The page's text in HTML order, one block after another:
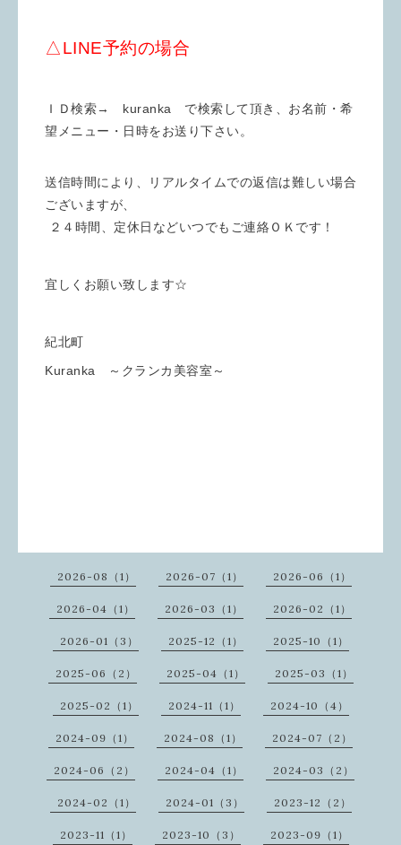
△LINE予約の場合
ＩＤ検索→ kuranka で検索して頂き、お名前・希
望メニュー・日時をお送り下さい。
送信時間により、リアルタイムでの返信は難しい場合
ございますが、
２４時間、定休日などいつでもご連絡ＯＫです！
宜しくお願い致します☆
紀北町
Kuranka ～クランカ美容室～
2026-08（1） 2026-07（1） 2026-06（1）
2026-04（1） 2026-03（1） 2026-02（1）
2026-01（3） 2025-12（1） 2025-10（1）
2025-06（2） 2025-04（1） 2025-03（1）
2025-02（1） 2024-11（1） 2024-10（4）
2024-09（1） 2024-08（1） 2024-07（2）
2024-06（2） 2024-04（1） 2024-03（2）
2024-02（1） 2024-01（3） 2023-12（2）
2023-11（1） 2023-10（3） 2023-09（1）